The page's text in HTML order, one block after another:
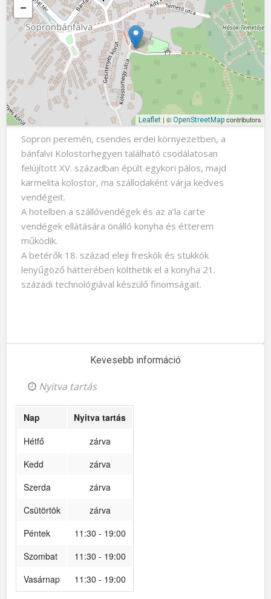
−
Leaflet| © OpenStreetMapcontributors
Sopronbánfalvi Kolostor Hotel (Sopron)
Kolostorhegy utca 2. , 9400 Sopron
Sopron peremén, csendes erdei környezetben, a
bánfalvi Kolostorhegyen található csodálatosan
felújított XV. században épült egykori pálos, majd
karmelita kolostor, ma szállodaként várja kedves
vendégeit.
A hotelben a szállóvendégek és az a’la carte
vendégek ellátására önálló konyha és étterem
működik.
A betérők 18. század eleji freskók és stukkók
lenyűgöző hátterében költhetik el a konyha 21.
századi technológiával készülő finomságait.
Kevesebb információ
Nyitva tartás
Nap
Nyitva tartás
Hétfő
zárva
Kedd
zárva
Szerda
zárva
Csütörtök
zárva
Péntek
11:30 - 19:00
Szombat
11:30 - 19:00
Vasárnap
11:30 - 19:00